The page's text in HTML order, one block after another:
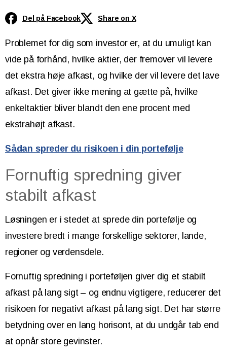
Del på Facebook Share on X
Problemet for dig som investor er, at du umuligt kan
vide på forhånd, hvilke aktier, der fremover vil levere
det ekstra høje afkast, og hvilke der vil levere det lave
afkast. Det giver ikke mening at gætte på, hvilke
enkeltaktier bliver blandt den ene procent med
ekstrahøjt afkast.
Sådan spreder du risikoen i din portefølje
Fornuftig spredning giver
stabilt afkast
Løsningen er i stedet at sprede din portefølje og
investere bredt i mange forskellige sektorer, lande,
regioner og verdensdele.
Fornuftig spredning i porteføljen giver dig et stabilt
afkast på lang sigt – og endnu vigtigere, reducerer det
risikoen for negativt afkast på lang sigt. Det har større
betydning over en lang horisont, at du undgår tab end
at opnår store gevinster.